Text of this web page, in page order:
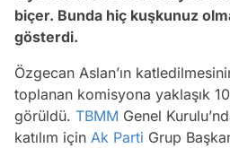
biçer. Bunda hiç kuşkunuz
gösterdi.
Özgecan Aslan’ın
toplanan komisyona yaklaşık
görüldü. TBMM Genel
katılım için Ak Parti Grup